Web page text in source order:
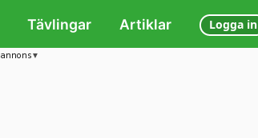
Tävlingar Artiklar Logga in
annons